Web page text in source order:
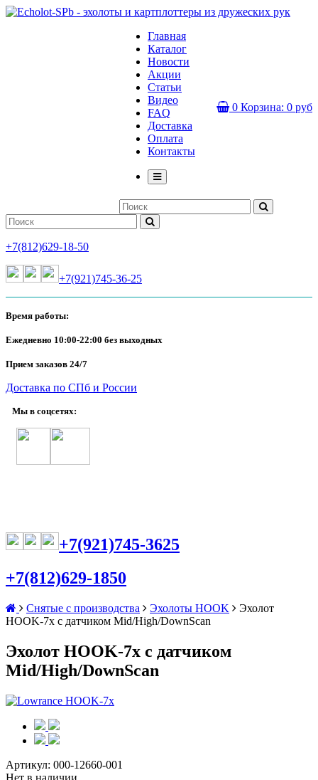
Главная
Каталог
Новости
Акции
Статьи
Видео
FAQ
Доставка
Оплата
Контакты
0 Корзина: 0 руб
+7(812)629-18-50
+7(921)745-36-25
Время работы:
Ежедневно 10:00-22:00 без выходных
Прием заказов 24/7
Доставка по СПб и России
Мы в соцсетях:
+7(921)745-3625
+7(812)629-1850
Снятые с производства Эхолоты HOOK
Эхолот
HOOK-7x с датчиком Mid/High/DownScan
Эхолот HOOK-7x с датчиком
Mid/High/DownScan
Артикул: 000-12660-001
Нет в наличии